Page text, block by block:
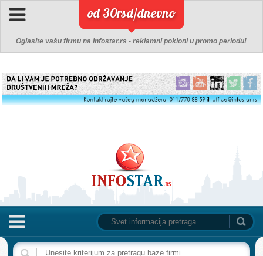
od 30rsd/dnevno
Oglasite vašu firmu na Infostar.rs - reklamni pokloni u promo periodu!
NASLOVNA